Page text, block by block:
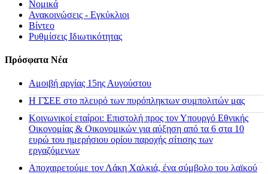
Νομικά
Ανακοινώσεις - Εγκύκλιοι
Βίντεο
Ρυθμίσεις Ιδιωτικότητας
Πρόσφατα Νέα
Αμοιβή αργίας 15ης Αυγούστου
H ΓΣΕΕ στο πλευρό των πυρόπληκτων συμπολιτών μας
Κοινωνικοί εταίροι: Επιστολή προς τον Υπουργό Εθνικής
Οικονομίας & Οικονομικών για αύξηση από τα 6 στα 10
ευρώ του ημερήσιου ορίου παροχής σίτισης των
εργαζόμενων
Αποχαιρετούμε τον Λάκη Χαλκιά, ένα σύμβολο του λαϊκού